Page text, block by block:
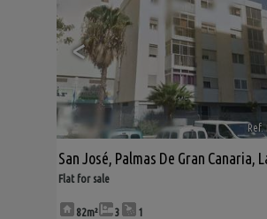
<
Ref.
San José, Palmas De Gran Canaria,
Flat for sale
82m² 3 1